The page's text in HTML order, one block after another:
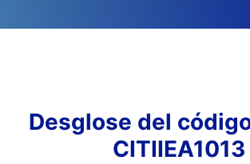
Desglose del
CITIIEA1013